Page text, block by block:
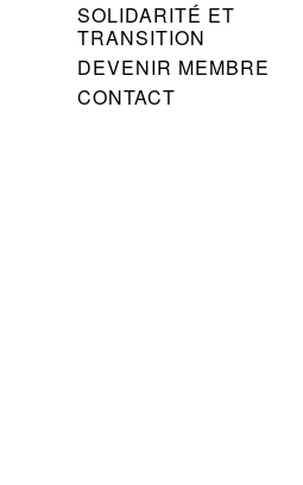
SOLIDARITÉ ET
TRANSITION
DEVENIR MEMBRE
CONTACT